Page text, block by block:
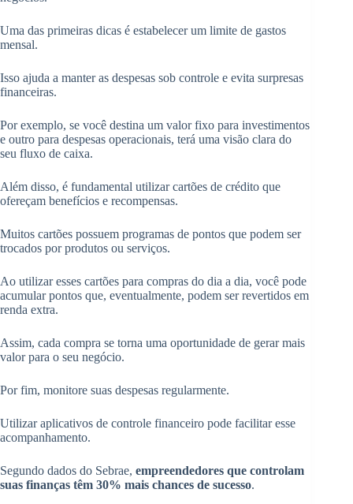
Uma das primeiras dicas é estabelecer um limite de gastos
mensal.
Isso ajuda a manter as despesas sob controle e evita surpresas
financeiras.
Por exemplo, se você destina um valor fixo para investimentos
e outro para despesas operacionais, terá uma visão clara do
seu fluxo de caixa.
Além disso, é fundamental utilizar cartões de crédito que
ofereçam benefícios e recompensas.
Muitos cartões possuem programas de pontos que podem ser
trocados por produtos ou serviços.
Ao utilizar esses cartões para compras do dia a dia, você pode
acumular pontos que, eventualmente, podem ser revertidos em
renda extra.
Assim, cada compra se torna uma oportunidade de gerar mais
valor para o seu negócio.
Por fim, monitore suas despesas regularmente.
Utilizar aplicativos de controle financeiro pode facilitar esse
acompanhamento.
Segundo dados do Sebrae, empreendedores que controlam
suas finanças têm 30% mais chances de sucesso.